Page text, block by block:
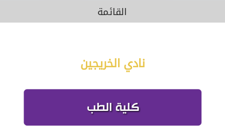
القائمة
نادي الخريجين